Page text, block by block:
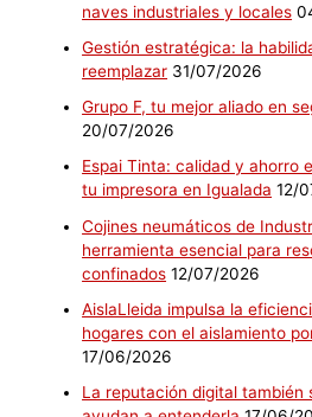
naves industriales y locales
Gestión estratégica: la
reemplazar 31/07/2026
Grupo F, tu mejor aliado en
20/07/2026
Espai Tinta: calidad y ahorro
tu impresora en Igualada 12/
Cojines neumáticos de
herramienta esencial para
confinados 12/07/2026
AislaLleida impulsa la
hogares con el aislamiento
17/06/2026
La reputación digital también